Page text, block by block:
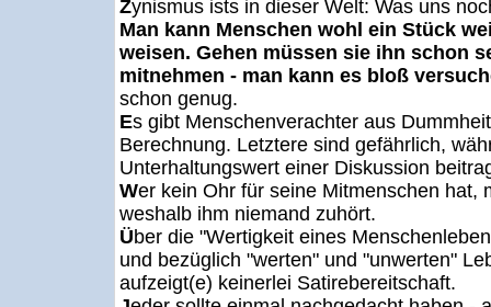
Zynismus ists in dieser Welt: Was uns
Man kann Menschen wohl ein Stück
weisen. Gehen müssen sie ihn schon
mitnehmen - man kann es bloß
schon genug.
Es gibt Menschenverachter aus
Berechnung. Letztere sind gefährlich,
Unterhaltungswert einer Diskussion
Wer kein Ohr für seine Mitmenschen hat,
weshalb ihm niemand zuhört.
Über die "Wertigkeit eines
und bezüglich "werten" und "unwerten"
aufzeigt(e) keinerlei Satirebereitschaft.